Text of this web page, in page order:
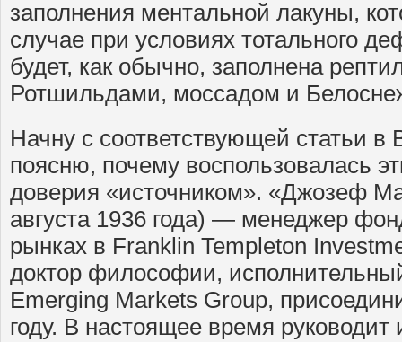
заполнения ментальной лакуны,
случае при условиях тотального
будет, как обычно, заполнена
Ротшильдами, моссадом и
Начну с соответствующей статьи
поясню, почему воспользовалась
доверия «источником». «Джозеф
августа 1936 года) — менеджер
рынках в Franklin Templeton
доктор философии,
Emerging Markets Group,
году. В настоящее время руководит